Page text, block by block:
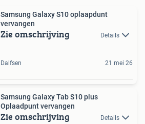
Samsung Galaxy S10 oplaapdunt
vervangen
Zie omschrijving Details
Dalfsen 21 mei 26
Samsung Galaxy Tab S10 plus
Oplaadpunt vervangen
Zie omschrijving Details